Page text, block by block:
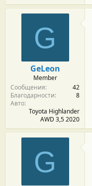
G
GeLeon
Member
Сообщения
42
Благодарности
8
Авто
Toyota Highlander
AWD 3,5 2020
G